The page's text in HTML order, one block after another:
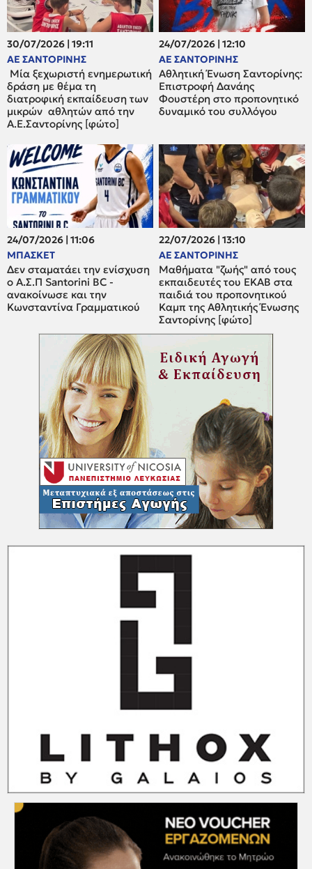
30/07/2026 | 19:11
ΑΕ ΣΑΝΤΟΡΙΝΗΣ
Μία ξεχωριστή ενημερωτική
δράση με θέμα τη
διατροφική εκπαίδευση των
μικρών αθλητών από την
Α.Ε.Σαντορίνης [φώτο]
24/07/2026 | 12:10
ΑΕ ΣΑΝΤΟΡΙΝΗΣ
Αθλητική Ένωση Σαντορίνης:
Επιστροφή Δανάης
Φουστέρη στο προπονητικό
δυναμικό του συλλόγου
24/07/2026 | 11:06
ΜΠΑΣΚΕΤ
Δεν σταματάει την ενίσχυση
ο A.Σ.Π Santorini BC -
ανακοίνωσε και την
Κωνσταντίνα Γραμματικού
22/07/2026 | 13:10
ΑΕ ΣΑΝΤΟΡΙΝΗΣ
Μαθήματα "ζωής" από τους
εκπαιδευτές του ΕΚΑΒ στα
παιδιά του προπονητικού
Καμπ της Αθλητικής Ένωσης
Σαντορίνης [φώτο]